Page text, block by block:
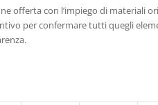
offerta con l’impiego di materiali
per confermare tutti quegli